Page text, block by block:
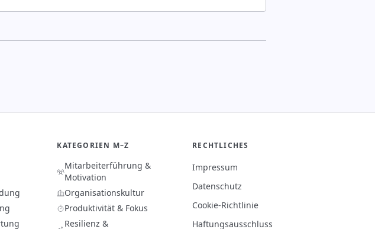
KATEGORIEN M–Z
Mitarbeiterführung &
Motivation
Organisationskultur
Produktivität & Fokus
Resilienz &
RECHTLICHES
Impressum
Datenschutz
Cookie-Richtlinie
Haftungsausschluss